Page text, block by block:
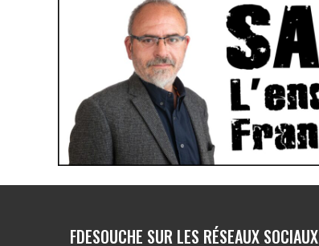
FDESOUCHE SUR LES RÉSEAUX SOCIAUX